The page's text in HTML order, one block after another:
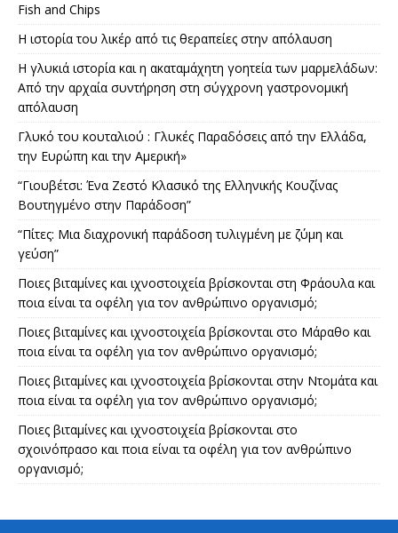
Fish and Chips
Η ιστορία του λικέρ από τις θεραπείες στην απόλαυση
Η γλυκιά ιστορία και η ακαταμάχητη γοητεία των μαρμελάδων:
Από την αρχαία συντήρηση στη σύγχρονη γαστρονομική
απόλαυση
Γλυκό του κουταλιού : Γλυκές Παραδόσεις από την Ελλάδα,
την Ευρώπη και την Αμερική»
“Γιουβέτσι: Ένα Ζεστό Κλασικό της Ελληνικής Κουζίνας
Βουτηγμένο στην Παράδοση”
“Πίτες: Μια διαχρονική παράδοση τυλιγμένη με ζύμη και
γεύση”
Ποιες βιταμίνες και ιχνοστοιχεία βρίσκονται στη Φράουλα και
ποια είναι τα οφέλη για τον ανθρώπινο οργανισμό;
Ποιες βιταμίνες και ιχνοστοιχεία βρίσκονται στο Μάραθο και
ποια είναι τα οφέλη για τον ανθρώπινο οργανισμό;
Ποιες βιταμίνες και ιχνοστοιχεία βρίσκονται στην Ντομάτα και
ποια είναι τα οφέλη για τον ανθρώπινο οργανισμό;
Ποιες βιταμίνες και ιχνοστοιχεία βρίσκονται στο
σχοινόπρασο και ποια είναι τα οφέλη για τον ανθρώπινο
οργανισμό;